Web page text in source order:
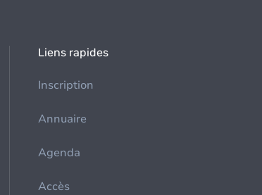
Liens rapides
Inscription
Annuaire
Agenda
Accès